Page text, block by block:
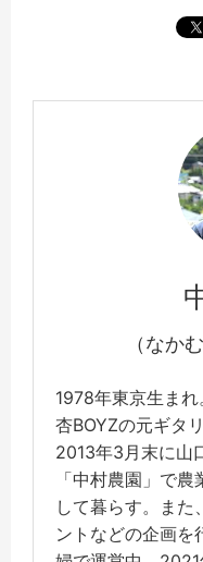
（なか
1978年東京生ま
杏BOYZの元ギタ
2013年3月末に山
「中村農園」で
して暮らす。また
ントなどの企画を